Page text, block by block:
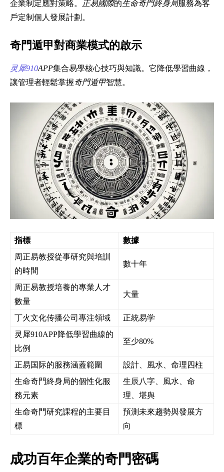
企業制定應對策略。
正易國際的生命奇門終身局服務為客
戶定制個人發展計劃。
奇門遁甲對商業模式的啟示
灵犀910APP集合易學核心技巧與知識。它降低學習曲線，
讓管理者輕鬆掌握奇門遁甲智慧。
指標
數據
周正易教授從事研究與培訓
的時間
數十年
周正易教授培養的專業人才
數量
大量
丁火文化传播公司專注領域
正統易学
灵犀910APP降低學習曲線的
比例
至少80%
正易国际的服務涵蓋範圍
設計、風水、命理四柱
生命奇門終身局的個性化服
務元素
生辰八字、風水、命
理、堪舆
生命奇門研究課程的主要目
標
預測未來趨勢與發展方
向
成功百年企業的奇門密碼